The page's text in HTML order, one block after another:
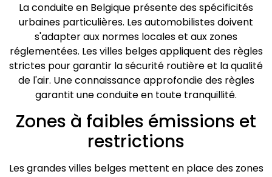
La conduite en Belgique présente des spécificités
urbaines particulières. Les automobilistes doivent
s'adapter aux normes locales et aux zones
réglementées. Les villes belges appliquent des règles
strictes pour garantir la sécurité routière et la qualité
de l'air. Une connaissance approfondie des règles
garantit une conduite en toute tranquillité.
Zones à faibles émissions et
restrictions
Les grandes villes belges mettent en place des zones